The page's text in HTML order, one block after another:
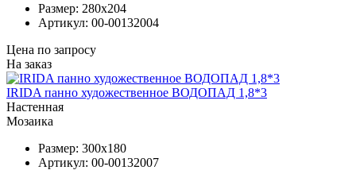
Размер: 280x204
Артикул: 00-00132004
Цена по запросу
На заказ
IRIDA панно художественное ВОДОПАД 1,8*3
Настенная
Мозаика
Размер: 300x180
Артикул: 00-00132007